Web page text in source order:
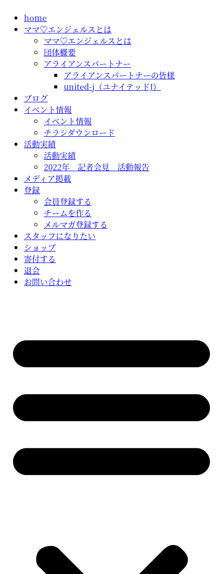
home
ママ♡エンジェルスとは
ママ♡エンジェルスとは
団体概要
アライアンスパートナー
アライアンスパートナーの皆様
united-j（ユナイテッドJ）
ブログ
イベント情報
イベント情報
チラシダウンロード
活動実績
活動実績
2022年 記者会見 活動報告
メディア掲載
登録
会員登録する
チームを作る
メルマガ登録する
スタッフになりたい
ショップ
寄付する
退会
お問い合わせ